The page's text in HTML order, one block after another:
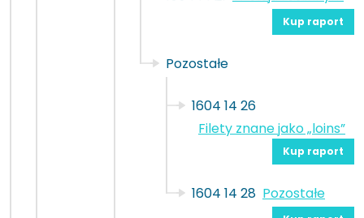
Kup raport
Pozostałe
1604 14 26
Filety znane jako „loins”
Kup raport
1604 14 28 Pozostałe